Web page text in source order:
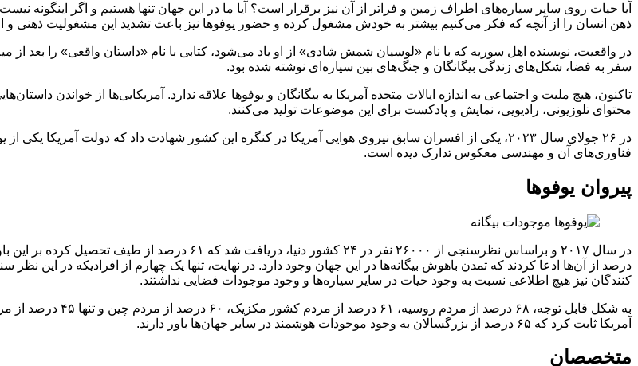
آیا حیات روی سایر سیاره‌های اطراف زمین و فراتر از آن نیز برقرار است؟ آیا ما در این جهان تنها هستیم و اگر اینگونه
ذهن انسان را از آنچه که فکر می‌کنیم بیشتر به خودش مشغول کرده و حضور یوفوها نیز باعث تشدید این مشغولیت ذهنی
در واقعیت، نویسنده اهل سوریه که با نام «لوسیان شمش شادی» از او یاد می‌شود، کتابی با نام «داستان واقعی» را بعد
سفر به فضا، شکل‌های زندگی بیگانگان و جنگ‌های بین سیاره‌ای نوشته شده بود.
تاکنون، هیچ ملیت و اجتماعی به اندازه ایالات متحده آمریکا به بیگانگان و یوفوها علاقه ندارد. آمریکایی‌ها از خواندن
محتوای تلوزیونی، رادیویی، نمایش و پادکست برای این موضوعات تولید می‌کنند.
در ۲۶ جولای سال ۲۰۲۳، یکی از افسران سابق نیروی هوایی آمریکا در کنگره این کشور شهادت داد که دولت
فناوری‌های آن و مهندسی معکوس تدارک دیده است.
پیروان یوفوها
درصد از آن‌ها ادعا کردند که تمدن باهوش بیگانه‌ها در این جهان وجود دارد. در نهایت، تنها یک چهارم از افرادیکه در این
کنندگان نیز هیچ اطلاعی نسبت به وجود حیات در سایر سیاره‌ها و وجود موجودات فضایی نداشتند.
به شکل قابل توجه، ۶۸
آمریکا ثابت کرد که ۶۵ درصد از بزرگسالان به وجود موجودات هوشمند در سایر جهان‌ها باور دارند.
متخصصان